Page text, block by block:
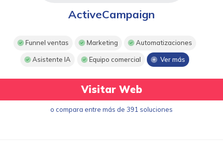
ActiveCampaign
Funnel ventas Marketing Automatizaciones
Asistente IA Equipo comercial Ver más
Visitar Web
o compara entre más de 391 soluciones